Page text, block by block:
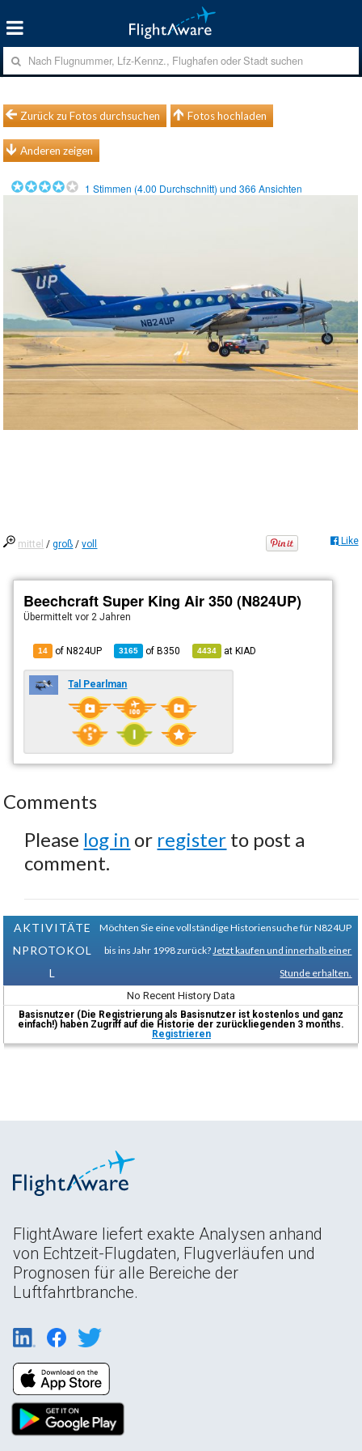
Zurück zu Fotos durchsuchen Fotos hochladen
Anderen zeigen
1 Stimmen (4.00 Durchschnitt) und366 Ansichten
mittel /groß /voll Like
Beechcraft Super King Air 350 (N824UP)
Übermitteltvor 2 Jahren
14 of N824UP 3165 ofB350 4434 atKIAD
Tal Pearlman
Comments
Please log in or register to post a
comment.
AKTIVITÄTE
NPROTOKOL
L
Möchten Sie eine vollständige Historiensuche für N824UP
bis ins Jahr 1998 zurück? Jetzt kaufen und innerhalb einer
Stunde erhalten.
No Recent History Data
Basisnutzer (Die Registrierung als Basisnutzer ist kostenlos und ganz
einfach!) haben Zugriff auf die Historie der zurückliegenden 3 months.
Registrieren
FlightAware liefert exakte Analysen anhand
von Echtzeit-Flugdaten, Flugverläufen und
Prognosen für alle Bereiche der
Luftfahrtbranche.